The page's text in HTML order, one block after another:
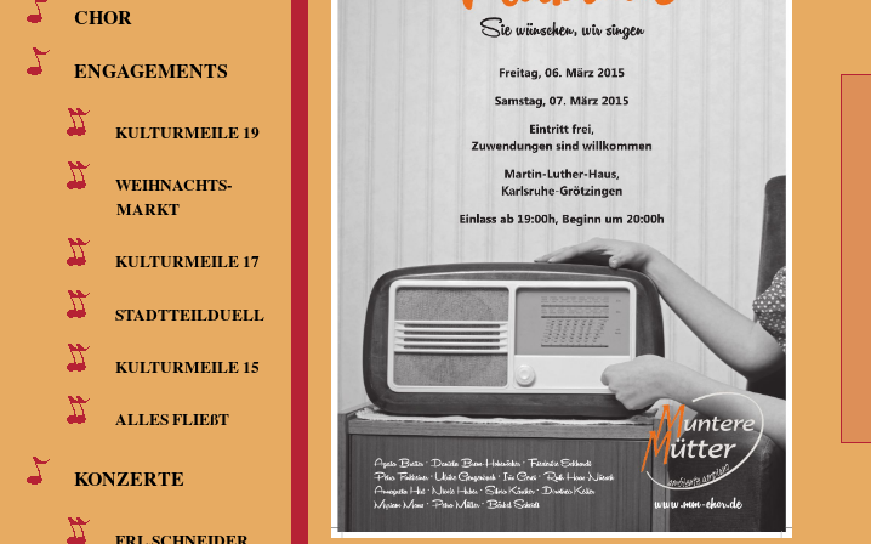
CHOR
ENGAGEMENTS
KULTURMEILE 19
WEIHNACHTS-
MARKT
KULTURMEILE 17
STADTTEILDUELL
KULTURMEILE 15
ALLES FLIEßT
KONZERTE